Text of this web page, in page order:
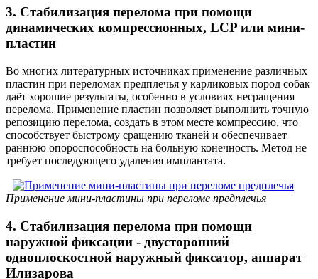
3. Стабилизация перелома при помощи
динамических компрессионных, LCP или мини-
пластин
Во многих литературных источниках применение различных
пластин при переломах предплечья у карликовых пород собак
даёт хорошие результаты, особенно в условиях несращения
перелома. Применение пластин позволяет выполнить точную
репозицию перелома, создать в этом месте компрессию, что
способствует быстрому сращению тканей и обеспечивает
раннюю опороспособность на больную конечность. Метод не
требует последующего удаления имплантата.
Применение мини-пластины при переломе предплечья
4. Стабилизация перелома при помощи
наружной фиксации - двусторонний
одноплоскостной наружный фиксатор, аппарат
Илизарова